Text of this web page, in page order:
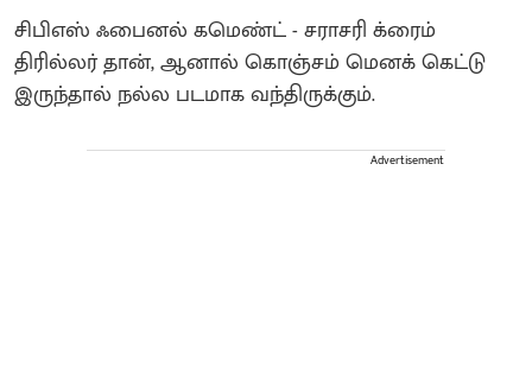
சிபிஎஸ் ஃபைனல் கமெண்ட் - சராசரி க்ரைம்
திரில்லர் தான், ஆனால் கொஞ்சம் மெனக் கெட்டு
இருந்தால் நல்ல படமாக வந்திருக்கும்.
Advertisement